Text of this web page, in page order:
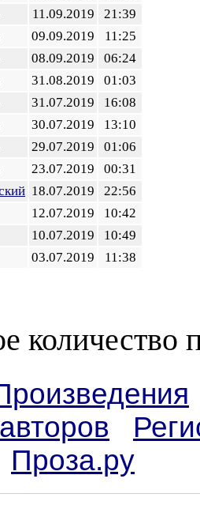
11.09.2019
21:39
09.09.2019
11:25
08.09.2019
06:24
31.08.2019
01:03
31.07.2019
16:08
30.07.2019
13:10
29.07.2019
01:06
23.07.2019
00:31
18.07.2019
22:56
12.07.2019
10:42
10.07.2019
10:49
03.07.2019 11:38
количество
Проза.ру